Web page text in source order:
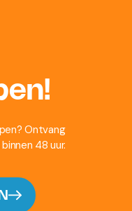
Ontvang
48 uur.